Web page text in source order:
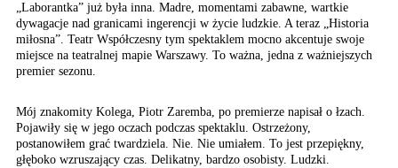
„Laborantka” już była inna. Madre, momentami zabawne, wartkie
dywagacje nad granicami ingerencji w życie ludzkie. A teraz „Historia
miłosna”. Teatr Współczesny tym spektaklem mocno akcentuje swoje
miejsce na teatralnej mapie Warszawy. To ważna, jedna z ważniejszych
premier sezonu.
Mój znakomity Kolega, Piotr Zaremba, po premierze napisał o łzach.
Pojawiły się w jego oczach podczas spektaklu. Ostrzeżony,
postanowiłem grać twardziela. Nie. Nie umiałem. To jest przepiękny,
głęboko wzruszający czas. Delikatny, bardzo osobisty. Ludzki.